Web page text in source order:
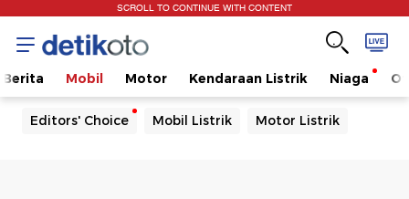
SCROLL TO CONTINUE WITH CONTENT
Berita Mobil Motor Kendaraan Listrik Niaga
Editors' Choice Mobil Listrik Motor Listrik